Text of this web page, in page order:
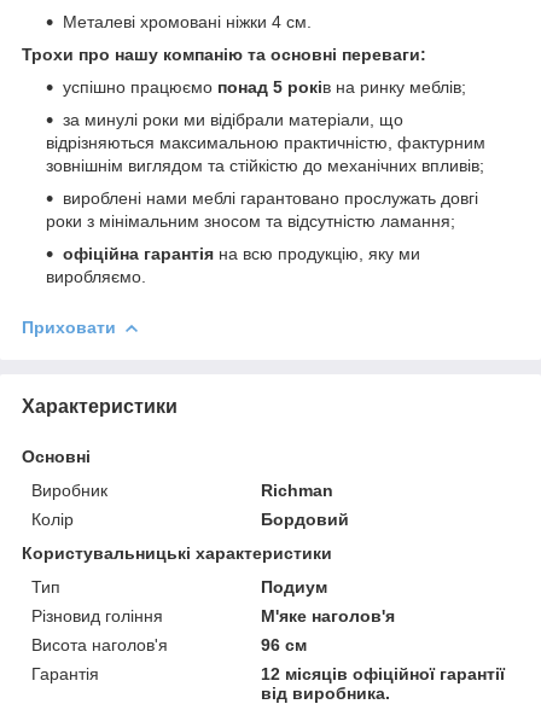
Металеві хромовані ніжки 4 см.
Трохи про нашу компанію та основні переваги:
успішно працюємо понад 5 років на ринку меблів;
за минулі роки ми відібрали матеріали, що
відрізняються максимальною практичністю, фактурним
зовнішнім виглядом та стійкістю до механічних впливів;
вироблені нами меблі гарантовано прослужать довгі
роки з мінімальним зносом та відсутністю ламання;
офіційна гарантія на всю продукцію, яку ми
виробляємо.
Приховати
Характеристики
Основні
Виробник
Richman
Колір
Бордовий
Користувальницькі характеристики
Тип
Подиум
Різновид гоління
М'яке наголов'я
Висота наголов'я
96 см
Гарантія
12 місяців офіційної гарантії
від виробника.